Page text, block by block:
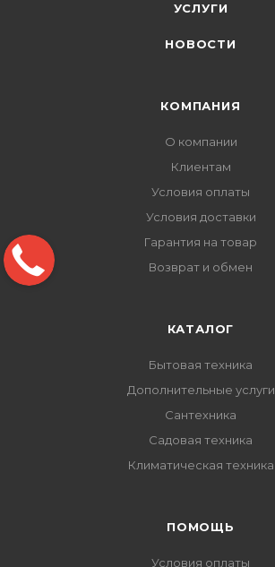
УСЛУГИ
НОВОСТИ
КОМПАНИЯ
О компании
Клиентам
Условия оплаты
Условия доставки
Гарантия на товар
Возврат и обмен
КАТАЛОГ
Бытовая техника
Дополнительные услуги
Сантехника
Садовая техника
Климатическая техника
ПОМОЩЬ
Условия оплаты